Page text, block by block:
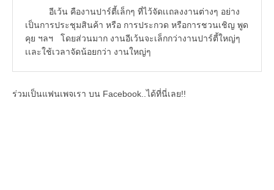
อีเว้น คืองานปาร์ตี้เล็กๆ ที่ไว้จัดเเถลงงานต่างๆ อย่าง
เป็นการประชุมสินค้า หรือ การประกวด หรือการชวนเชิญ พูด
คุย ฯลฯ โดยส่วนมาก งานอีเว้นจะเล็กกว่างานปาร์ตี้ใหญ่ๆ
เเละใช้เวลาจัดน้อยกว่า งานใหญ่ๆ
ร่วมเป็นแฟนเพจเรา บน Facebook..ได้ที่นี่เลย!!